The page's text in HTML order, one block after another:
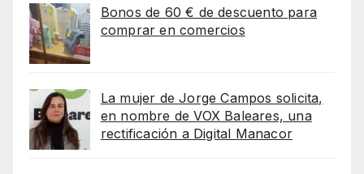
Bonos de 60 € de descuento para
comprar en comercios
La mujer de Jorge Campos solicita,
en nombre de VOX Baleares, una
rectificación a Digital Manacor